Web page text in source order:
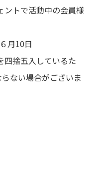
ントで活動中の会員様
月10日
捨五入しているた
ない場合がございま